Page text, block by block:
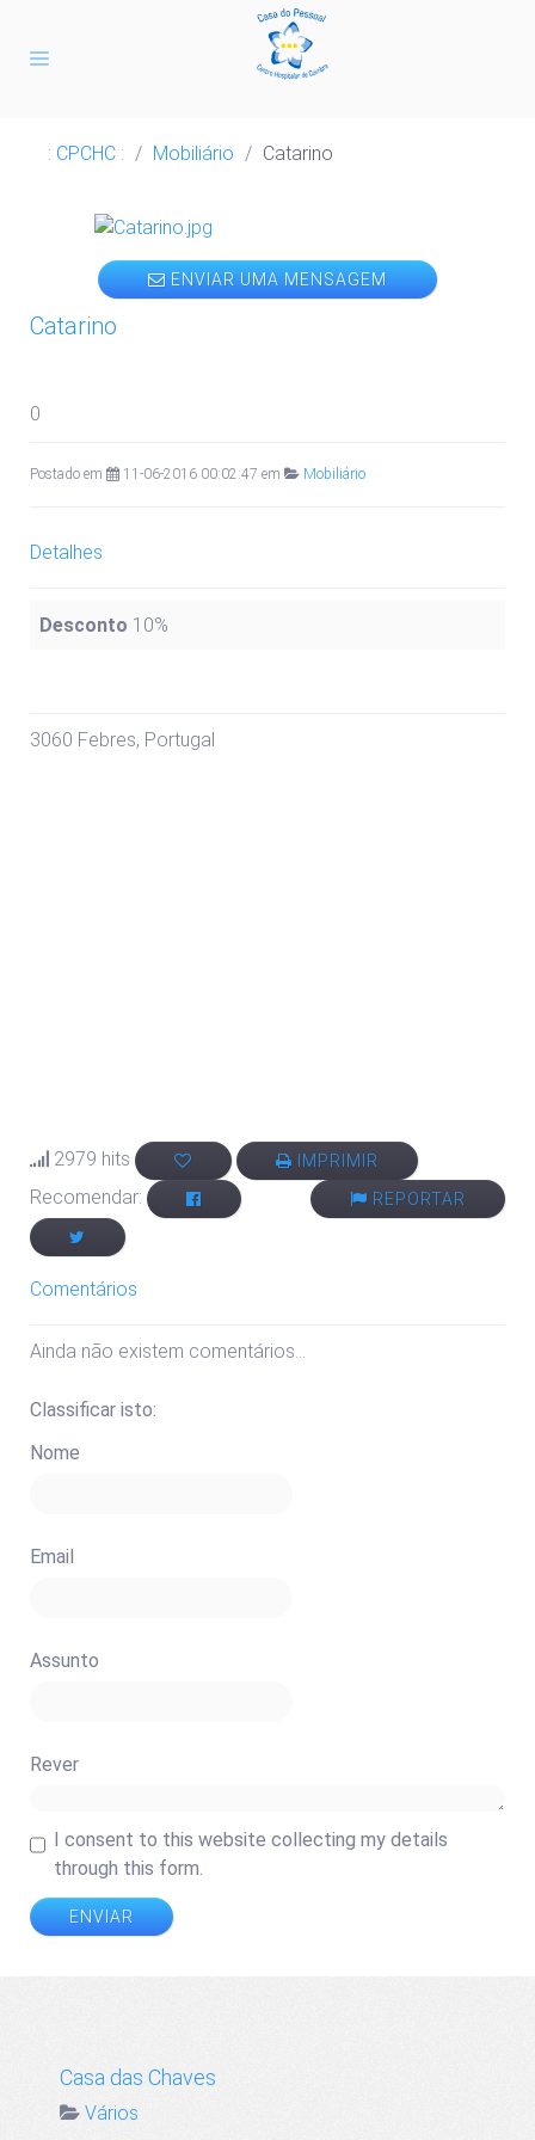
: CPCHC : / Mobiliário / Catarino
ENVIAR UMA MENSAGEM
Catarino
0
Postado em 11-06-2016 00:02:47 em Mobiliário
Detalhes
Desconto 10%
3060 Febres, Portugal
2979 hits
IMPRIMIR
REPORTAR
Recomendar:
Comentários
Ainda não existem comentários...
Classificar isto:
Nome
Email
Assunto
Rever
I consent to this website collecting my details
through this form.
ENVIAR
Casa das Chaves
Vários